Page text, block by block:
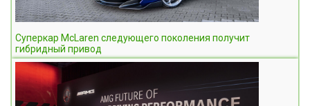
Суперкар McLaren следующего поколения получит
гибридный привод